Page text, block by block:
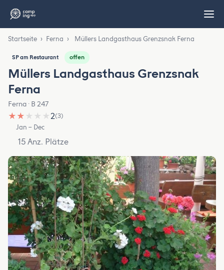
Startseite › Ferna › Müllers Landgasthaus Grenzsnak Ferna
SP am Restaurant offen
Müllers Landgasthaus Grenzsnak
Ferna
Ferna · B 247
★ ★ ★ ★ ★2(3)
Jan – Dec
15 Anz. Plätze